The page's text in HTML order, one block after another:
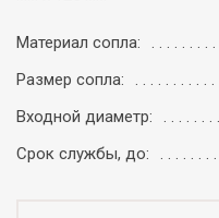
Материал сопла:
Размер сопла:
Входной диаметр:
Срок службы, до: